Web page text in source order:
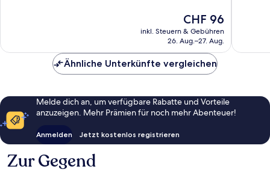
Der
Preis
beträgt
CHF 96
inkl. Steuern & Gebühren
26. Aug.–27. Aug.
Ähnliche Unterkünfte vergleichen
Melde dich an, um verfügbare Rabatte und Vorteile
anzuzeigen. Mehr Prämien für noch mehr Abenteuer!
Anmelden Jetzt kostenlos registrieren
Zur Gegend